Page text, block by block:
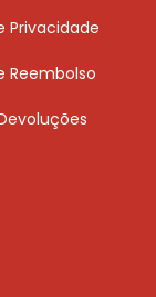
Privacidade
Reembolso